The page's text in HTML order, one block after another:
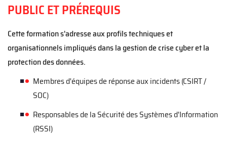
PUBLIC ET PRÉREQUIS
Cette formation s'adresse aux profils techniques et
organisationnels impliqués dans la gestion de crise cyber et la
protection des données.
Membres d'équipes de réponse aux incidents (CSIRT /
SOC)
Responsables de la Sécurité des Systèmes d'Information
(RSSI)